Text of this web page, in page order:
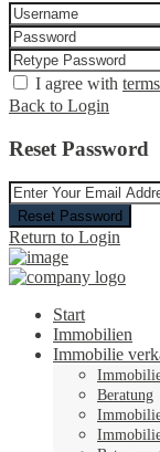
I agree with
Back to Login
Reset Password
Reset Password
Return to Login
Start
Immobilien
Immobilie
Beratung